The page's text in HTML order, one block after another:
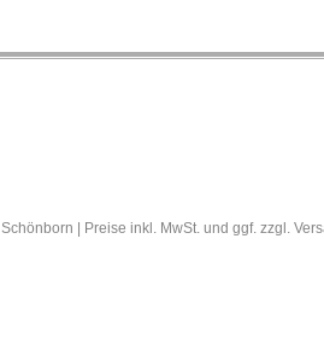
| Preise inkl. MwSt. und ggf. zzgl.